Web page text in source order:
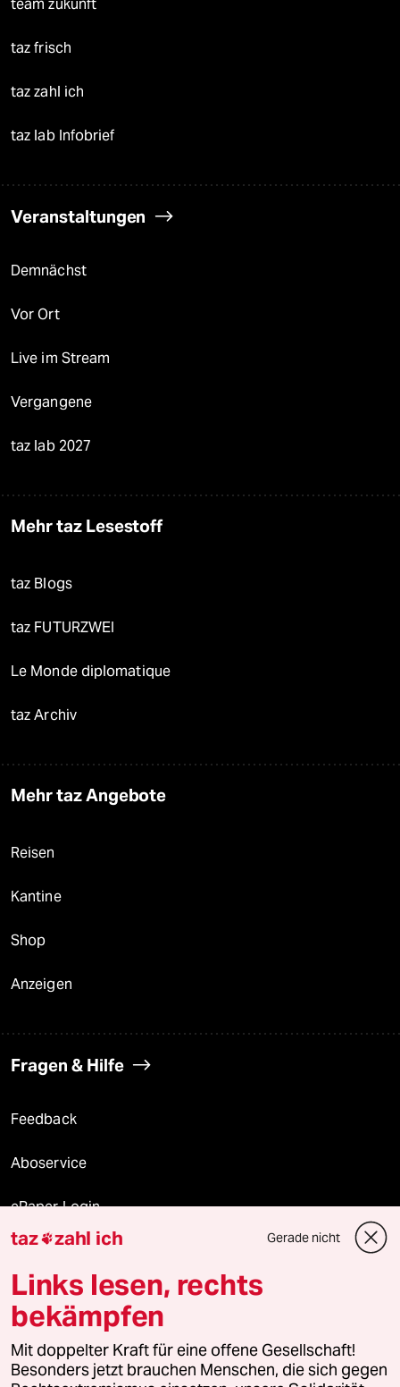
team zukunft
taz frisch
taz zahl ich
taz lab Infobrief
Veranstaltungen
Demnächst
Vor Ort
Live im Stream
Vergangene
taz lab 2027
Mehr taz Lesestoff
taz Blogs
taz FUTURZWEI
Le Monde diplomatique
taz Archiv
Mehr taz Angebote
Reisen
Kantine
Shop
Anzeigen
Fragen & Hilfe
Feedback
Aboservice
ePaper Login
Downloads für Abonnierende
© 2026 taz Verlags und Vertriebs GmbH
Alle Rechte vorbehalten. Bei rechtlichen Fragen oder für Genehmigungen
wenden Sie sich bitte an
lizenzen@taz.de
taz zahl ich Gerade nicht
Links lesen, rechts
bekämpfen
Mit doppelter Kraft für eine offene Gesellschaft!
Besonders jetzt brauchen Menschen, die sich gegen